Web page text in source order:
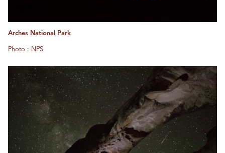
Arches National Park
Photo : NPS